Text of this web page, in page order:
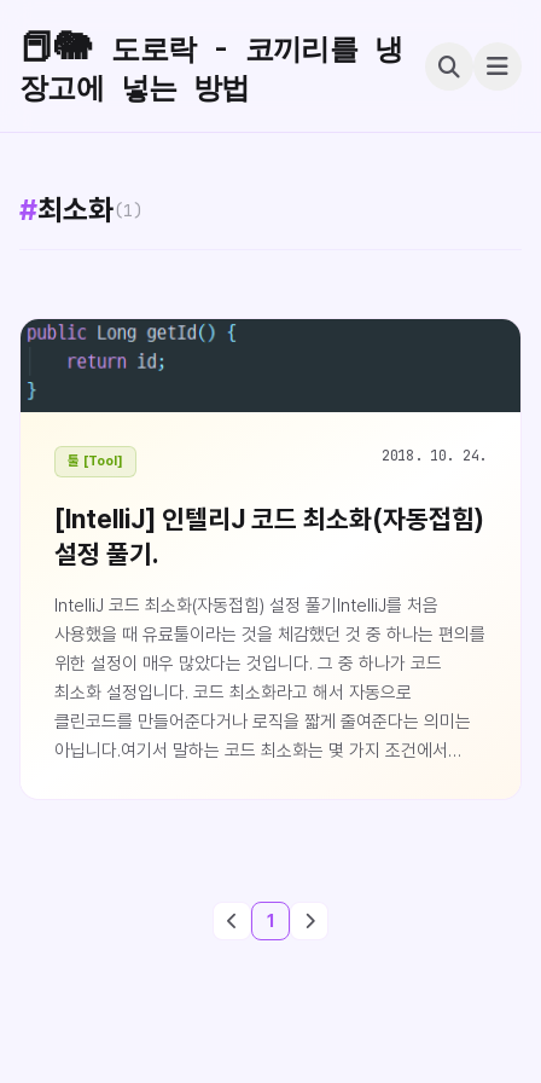
📕🐘 도로락 - 코끼리를 냉
장고에 넣는 방법
#최소화(1)
툴 [Tool] 2018. 10. 24.
[IntelliJ] 인텔리J 코드 최소화(자동접힘)
설정 풀기.
IntelliJ 코드 최소화(자동접힘) 설정 풀기IntelliJ를 처음
사용했을 때 유료툴이라는 것을 체감했던 것 중 하나는 편의를
위한 설정이 매우 많았다는 것입니다. 그 중 하나가 코드
최소화 설정입니다. 코드 최소화라고 해서 자동으로
클린코드를 만들어준다거나 로직을 짧게 줄여준다는 의미는
아닙니다.여기서 말하는 코드 최소화는 몇 가지 조건에서
이러한 getter / setter 메서드들은 보통 멤버변수..
1